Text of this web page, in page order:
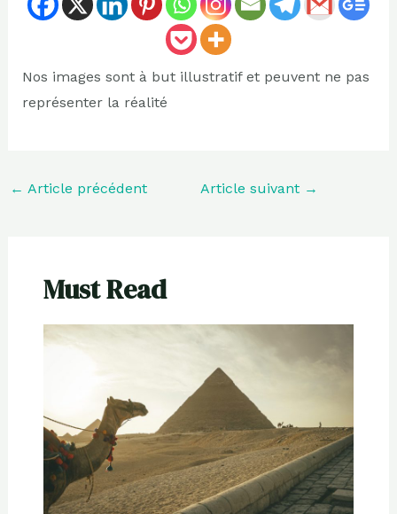
Nos images sont à but illustratif et peuvent ne pas
représenter la réalité
← Article précédent Article suivant →
Must Read